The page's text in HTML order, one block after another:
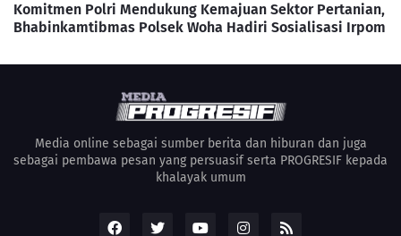
Komitmen Polri Mendukung Kemajuan Sektor Pertanian,
Bhabinkamtibmas Polsek Woha Hadiri Sosialisasi Irpom
Media online sebagai sumber berita dan hiburan dan juga
sebagai pembawa pesan yang persuasif serta PROGRESIF kepada
khalayak umum